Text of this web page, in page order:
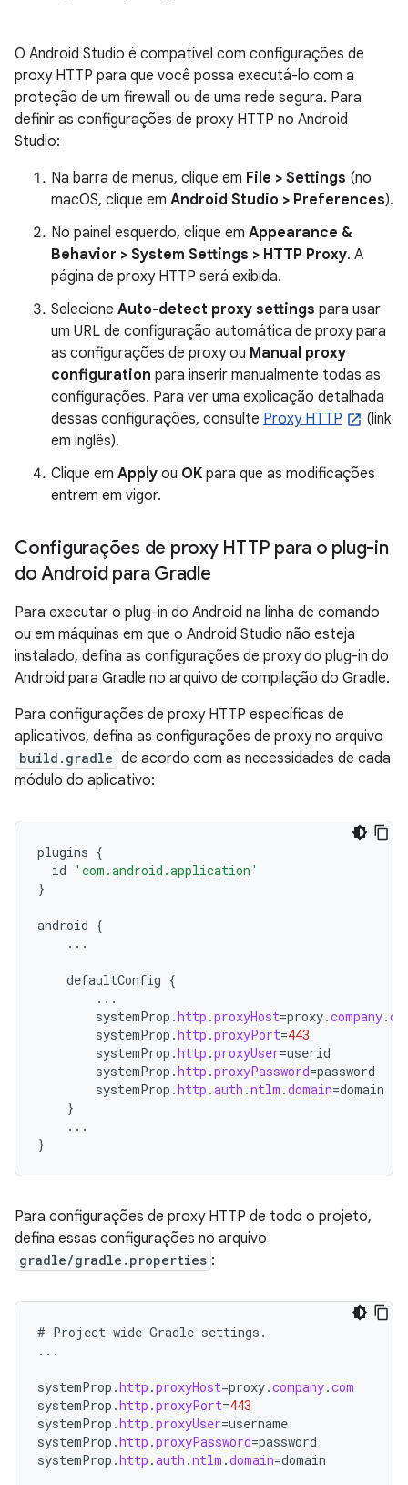
O Android Studio é compatível com configurações de
proxy HTTP para que você possa executá-lo com a
proteção de um firewall ou de uma rede segura. Para
definir as configurações de proxy HTTP no Android
Studio:
Na barra de menus, clique em File > Settings (no
macOS, clique em Android Studio > Preferences).
No painel esquerdo, clique em Appearance &
Behavior > System Settings > HTTP Proxy. A
página de proxy HTTP será exibida.
Selecione Auto-detect proxy settings para usar
um URL de configuração automática de proxy para
as configurações de proxy ou Manual proxy
configuration para inserir manualmente todas as
configurações. Para ver uma explicação detalhada
dessas configurações, consulte Proxy HTTP
(link
em inglês).
Clique em Apply ou OK para que as modificações
entrem em vigor.
Configurações de proxy HTTP para o plug-in
do Android para Gradle
Para executar o plug-in do Android na linha de comando
ou em máquinas em que o Android Studio não esteja
instalado, defina as configurações de proxy do plug-in do
Android para Gradle no arquivo de compilação do Gradle.
Para configurações de proxy HTTP específicas de
aplicativos, defina as configurações de proxy no arquivo
build.gradle de acordo com as necessidades de cada
módulo do aplicativo:
plugins {
id
'com.android.application'
}
android {
...
defaultConfig {
...
systemProp .http .proxyHost=proxy.company.
systemProp .http .proxyPort=443
systemProp .http .proxyUser=userid
systemProp .http .proxyPassword=password
systemProp .http .auth .ntlm .domain=domain
}
...
}
Para configurações de proxy HTTP de todo o projeto,
defina essas configurações no arquivo
gradle/gradle.properties :
# Project-wide Gradle settings .
...
systemProp .http .proxyHost=proxy.company.com
systemProp .http .proxyPort=443
systemProp .http .proxyUser=username
systemProp .http .proxyPassword=password
systemProp .http .auth .ntlm .domain=domain